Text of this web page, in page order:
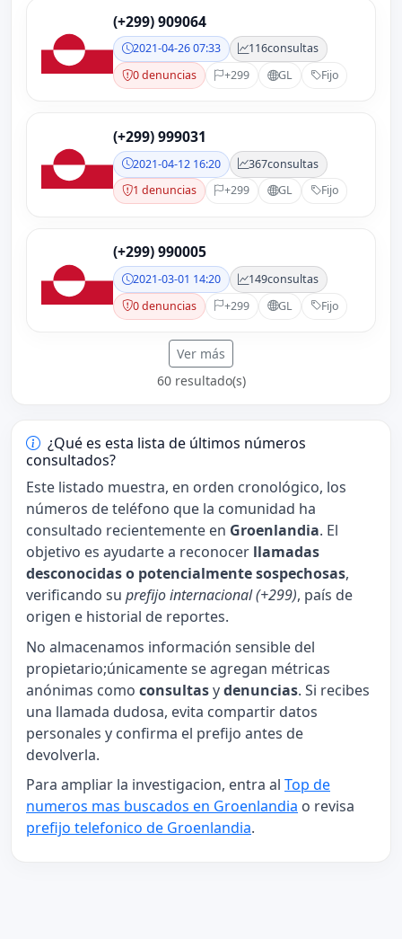
(+299) 909064
2021-04-26 07:33 116consultas
0 denuncias
+299 GL Fijo
(+299) 999031
2021-04-12 16:20 367consultas
1 denuncias
+299 GL Fijo
(+299) 990005
2021-03-01 14:20 149consultas
0 denuncias
+299 GL Fijo
Ver más
60 resultado(s)
¿Qué es esta lista de últimos números
consultados?
Este listado muestra, en orden cronológico, los
números de teléfono que la comunidad ha
consultado recientemente en Groenlandia. El
objetivo es ayudarte a reconocer llamadas
desconocidas o potencialmente sospechosas,
verificando su prefijo internacional (+299), país de
origen e historial de reportes.
No almacenamos información sensible del
propietario;únicamente se agregan métricas
anónimas como consultasydenuncias. Si recibes
una llamada dudosa, evita compartir datos
personales y confirma el prefijo antes de
devolverla.
Para ampliar la investigacion, entra al Top de
numeros mas buscados en Groenlandia o revisa
prefijo telefonico de Groenlandia.